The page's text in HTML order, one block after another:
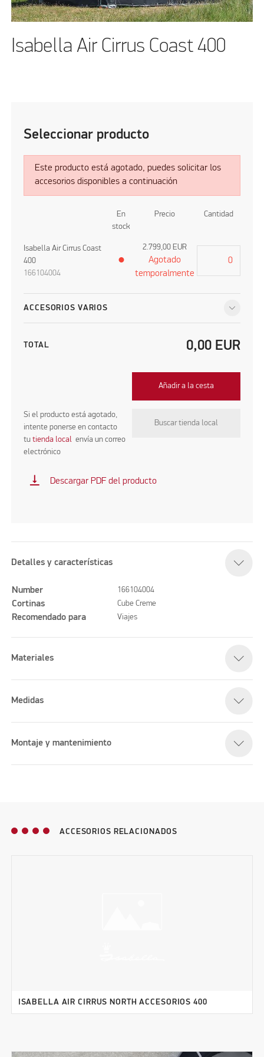
Isabella Air Cirrus Coast 400
Seleccionar producto
Este producto está agotado, puedes solicitar los
accesorios disponibles a continuación
En
stock
Precio Cantidad
Isabella Air Cirrus Coast
400
166104004
●
2.799,00 EUR
Agotado
temporalmente
ACCESORIOS VARIOS
TOTAL 0,00 EUR
Añadir a la cesta
Si el producto está agotado,
intente ponerse en contacto
tutienda localenvía un correo
electrónico
Buscar tienda local
vertical_align_bottom Descargar PDF del producto
Detalles y características
Number 166104004
Cortinas Cube Creme
Recomendado para Viajes
Materiales
Medidas
Montaje y mantenimiento
ACCESORIOS RELACIONADOS
ISABELLA AIR CIRRUS NORTH ACCESORIOS 400